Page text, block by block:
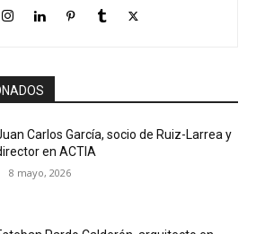
Carlos García, socio de Ruiz-Larrea y
en ACTIA
8 mayo, 2026